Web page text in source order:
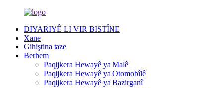
DIYARIYÊ LI VIR BISTÎNE
Xane
Gihiştina taze
Berhem
Paqijkera Hewayê ya Malê
Paqijkera Hewayê ya Otomobîlê
Paqijkera Hewayê ya Bazirganî